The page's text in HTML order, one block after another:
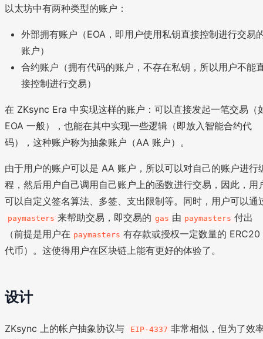
以太坊中有两种类型的账户：
外部拥有账户（EOA，即用户使用私钥直接控制进行交易
账户）
合约账户（拥有代码的账户，不存在私钥，所以用户不能
接控制进行交易）
在 ZKsync Era 中实现这样的账户：可以直接发起一笔交易（
EOA 一般），也能在其中实现一些逻辑（即放入智能合约代
码），这种账户称为抽象账户（AA 账户）。
由于用户的账户可以是 AA 账户，所以可以对自己的账户进行
程，然后用户自己调用自己账户上的函数进行交易，因此，用
可以自定义签名算法、多签、支出限制等。同时，用户可以通
paymasters 来帮助交易，即交易的 gas 由 paymasters 付出
（前提是用户在 paymasters 有存款或授权一定数量的 ERC20
代币）。这使得用户在区块链上能有更好的体验了。
设计
ZKsync 上的帐户抽象协议与 EIP-4337 非常相似，但为了效